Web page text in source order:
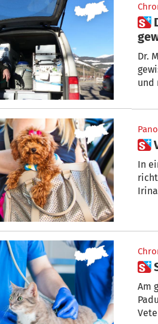
 Diese neue Regelung sorgt bei Tierärzten und Tierhaltern für
Dr.
und
In
Am